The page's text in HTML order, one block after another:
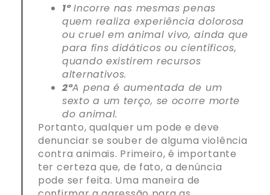
1ºIncorre nas mesmas penas
quem realiza experiência dolorosa
ou cruel em animal vivo, ainda que
para fins didáticos ou científicos,
quando existirem recursos
alternativos.
2ºA pena é aumentada de um
sexto a um terço, se ocorre morte
do animal.
Portanto, qualquer um pode e deve
denunciar se souber de alguma violência
contra animais. Primeiro, é importante
ter certeza que, de fato, a denúncia
pode ser feita. Uma maneira de